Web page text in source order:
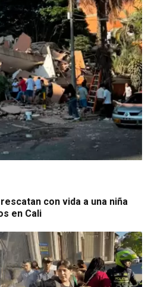
con vida a una niña
en Cali